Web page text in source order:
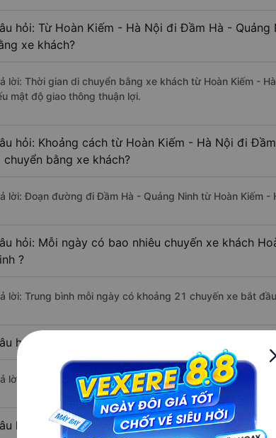
hỏi: Từ Hoàn Kiếm - Hà Nội đi Đầm Hà -
xe khách?
lời: Thời gian di chuyển bằng xe khách từ Hoàn Kiếm -
mật độ giao thông thuận lợi.
hỏi: Khoảng cách từ Hoàn Kiếm - Hà Nội đi
chuyển bằng xe khách?
lời: Đoạn đường đi Đầm Hà - Quảng Ninh từ Hoàn Kiếm -
hỏi: Mỗi ngày có bao nhiêu chuyến xe khách
?
lời: Trung bình mỗi ngày có khoảng 21 chuyến xe bắt
hỏi: Nhà xe đi Hoàn Kiếm - Hà Nội Đầm Hà -
lời: Chuyến xe có giờ xuất phát sớm nhất vào lúc 4:00 là
hỏi: Nhà xe đi Đầm Hà - Quảng Ninh từ Hoàn